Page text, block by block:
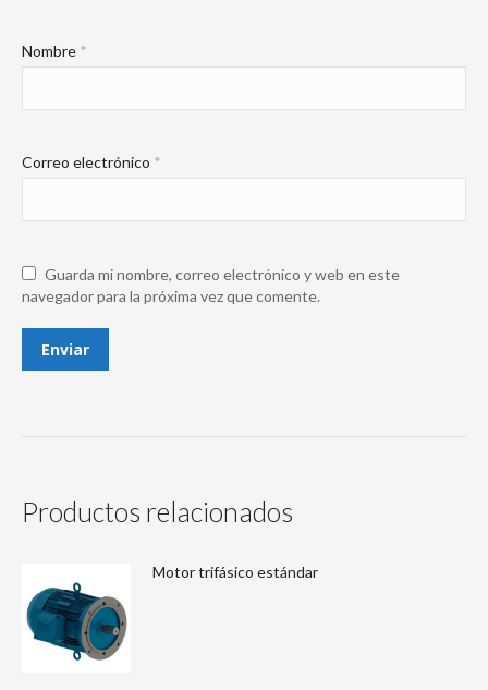
Nombre *
Correo electrónico *
Guarda mi nombre, correo electrónico y web en este
navegador para la próxima vez que comente.
Productos relacionados
Motor trifásico estándar